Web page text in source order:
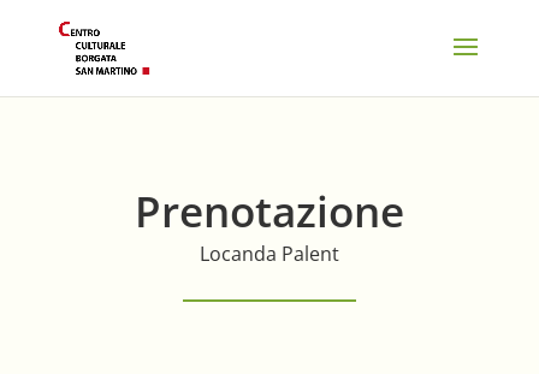
Prenotazione
Locanda Palent